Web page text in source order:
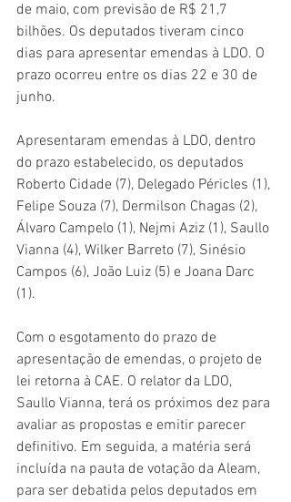
de maio, com previsão de R$ 21,7
bilhões. Os deputados tiveram cinco
dias para apresentar emendas à LDO. O
prazo ocorreu entre os dias 22 e 30 de
junho.
Apresentaram emendas à LDO, dentro
do prazo estabelecido, os deputados
Roberto Cidade (7), Delegado Péricles (1),
Felipe Souza (7), Dermilson Chagas (2),
Álvaro Campelo (1), Nejmi Aziz (1), Saullo
Vianna (4), Wilker Barreto (7), Sinésio
Campos (6), João Luiz (5) e Joana Darc
(1).
Com o esgotamento do prazo de
apresentação de emendas, o projeto de
lei retorna à CAE. O relator da LDO,
Saullo Vianna, terá os próximos dez para
avaliar as propostas e emitir parecer
definitivo. Em seguida, a matéria será
incluída na pauta de votação da Aleam,
para ser debatida pelos deputados em